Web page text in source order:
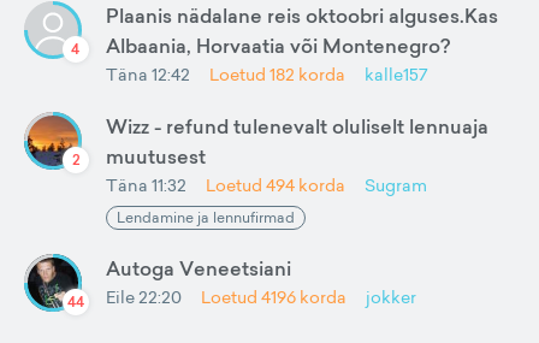
4
Plaanis nädalane reis oktoobri alguses.Kas
Albaania, Horvaatia või Montenegro?
Täna 12:42 Loetud 182 korda kalle157
2
Wizz - refund tulenevalt oluliselt lennuaja
muutusest
Täna 11:32 Loetud 494 korda Sugram
Lendamine ja lennufirmad
44
Autoga Veneetsiani
Eile 22:20 Loetud 4196 korda jokker